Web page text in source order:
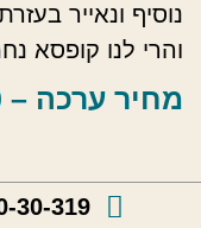
נוסיף ונאייר
והרי לנו קופסא
מחיר ערכה – 110 ₪
30-319